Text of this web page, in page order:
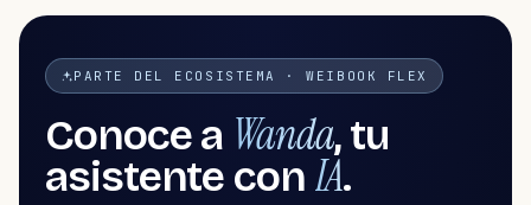
PARTE DEL ECOSISTEMA · WEIBOOK FLEX
Conoce a Wanda, tu
asistente con IA.